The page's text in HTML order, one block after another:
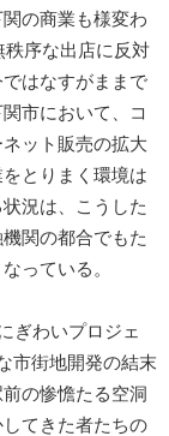
の商業も様変わ
秩序な出店に反対
はなすがままで
市において、コ
ット販売の拡大
とりまく環境は
況は、こうした
関の都合でもた
っている。
ぎわいプロジェ
市街地開発の結末
の惨憺たる空洞
てきた者たちの